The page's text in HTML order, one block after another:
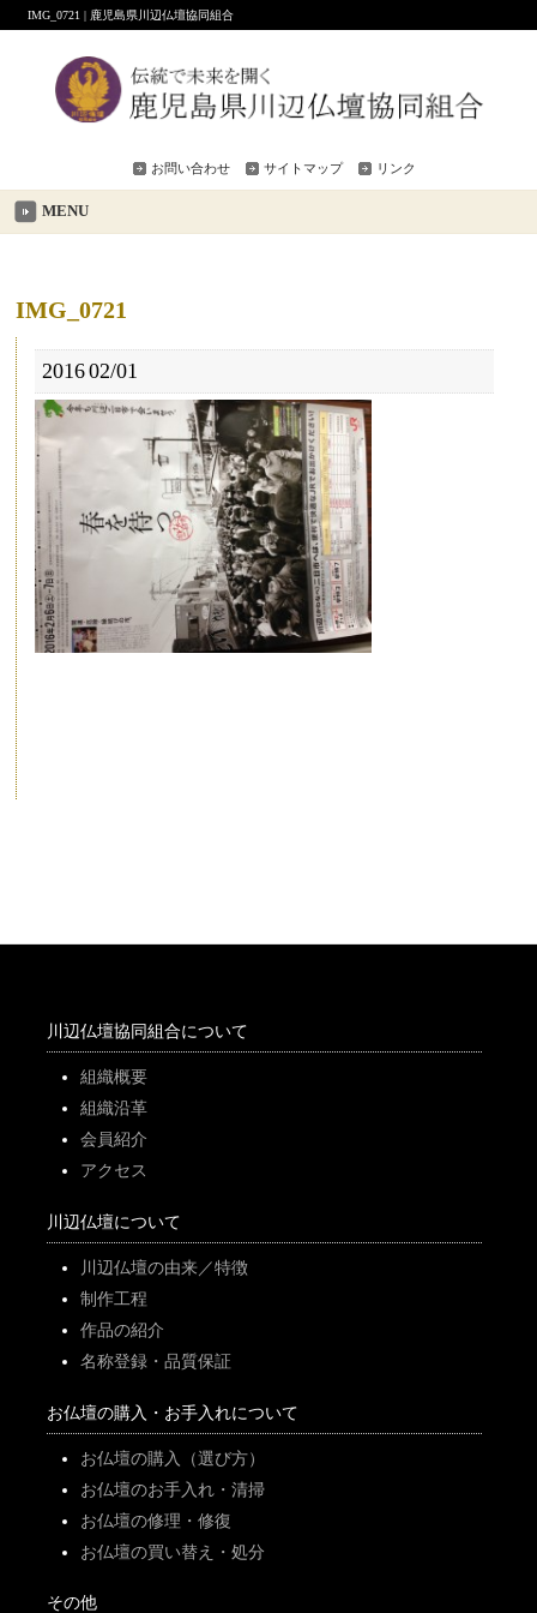
IMG_0721 | 鹿児島県川辺仏壇協同組合
お問い合わせ サイトマップ リンク
MENU
IMG_0721
02/01
2016
川辺仏壇協同組合について
組織概要
組織沿革
会員紹介
アクセス
川辺仏壇について
川辺仏壇の由来／特徴
制作工程
作品の紹介
名称登録・品質保証
お仏壇の購入・お手入れについて
お仏壇の購入（選び方）
お仏壇のお手入れ・清掃
お仏壇の修理・修復
お仏壇の買い替え・処分
その他